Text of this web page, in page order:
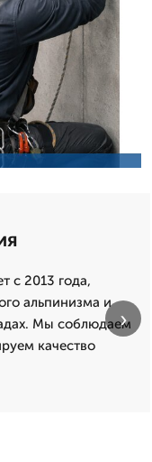
с 2013 года,
альпинизма и
Мы соблюдаем
качество
›